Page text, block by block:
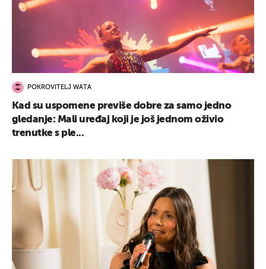
POKROVITELJ WATA
Kad su uspomene previše dobre za samo jedno
gledanje: Mali uređaj koji je još jednom oživio
trenutke s ple...